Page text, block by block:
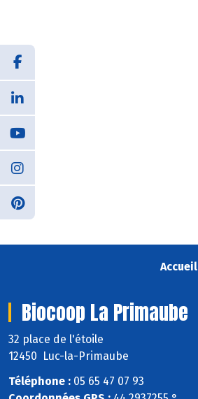
Accueil
Biocoop La Primaube
32 place de l'étoile
12450 Luc-la-Primaube
Téléphone : 05 65 47 07 93